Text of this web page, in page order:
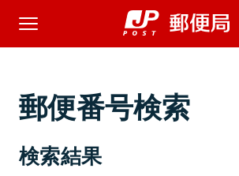
郵便番号検索
検索結果